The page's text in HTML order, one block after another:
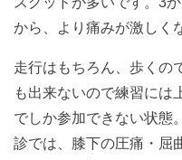
から、より痛みが激しく
走行はもちろん、歩くの
も出来ないので練習には
でしか参加できない状態
診では、膝下の圧痛・屈